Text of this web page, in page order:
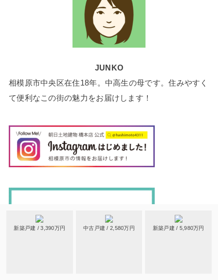
新築戸建 / 3,390万円 中古戸建 / 2,580万円 新築戸建 / 5,980万円
JUNKO
相模原市中央区在住18年。中高生の母です。住みやすく
て便利なこの街の魅力をお届けします！